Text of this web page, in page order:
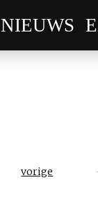
NIEUWS
vorige